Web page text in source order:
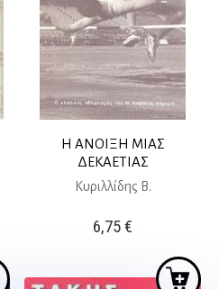
Η ΑΝΟΙΞΗ ΜΙΑΣ
ΔΕΚΑΕΤΙΑΣ
Κυριλλίδης Β.
6,75€